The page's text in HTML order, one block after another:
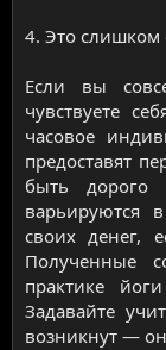
4. Это слишком
Если вы
чувствуете
часовое
предоставят
быть
варьируются
своих денег,
Полученные
практике
Задавайте
возникнут —